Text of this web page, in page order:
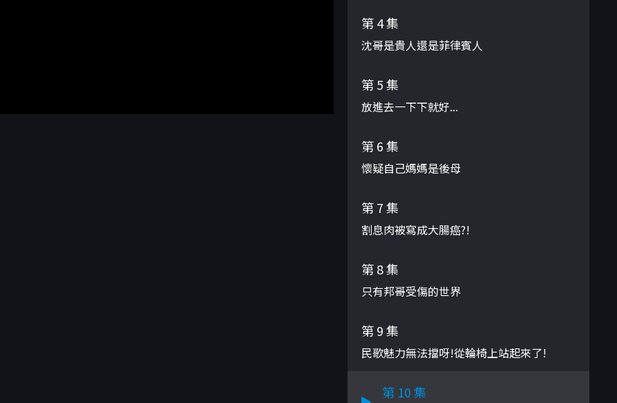
第 4 集
沈哥是貴人還是菲律賓人
第 5 集
放進去一下下就好...
第 6 集
懷疑自己媽媽是後母
第 7 集
割息肉被寫成大腸癌?!
第 8 集
只有邦哥受傷的世界
第 9 集
民歌魅力無法擋呀!從輪椅上站起來了!
第 10 集